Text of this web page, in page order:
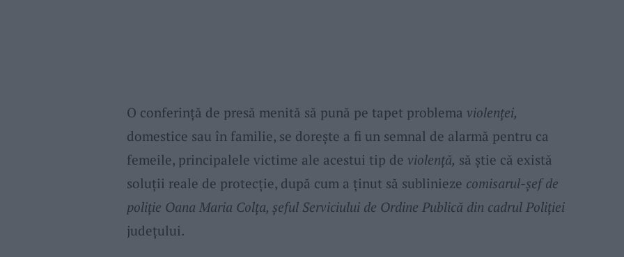
O conferință de presă menită să pună pe tapet problema violenței,
domestice sau în familie, se dorește a fi un semnal de alarmă pentru ca
femeile, principalele victime ale acestui tip de violență, să știe că există
soluții reale de protecție, după cum a ținut să sublinieze comisarul-șef de
poliție Oana Maria Colța, șeful Serviciului de Ordine Publică din cadrul Poliției
județului.